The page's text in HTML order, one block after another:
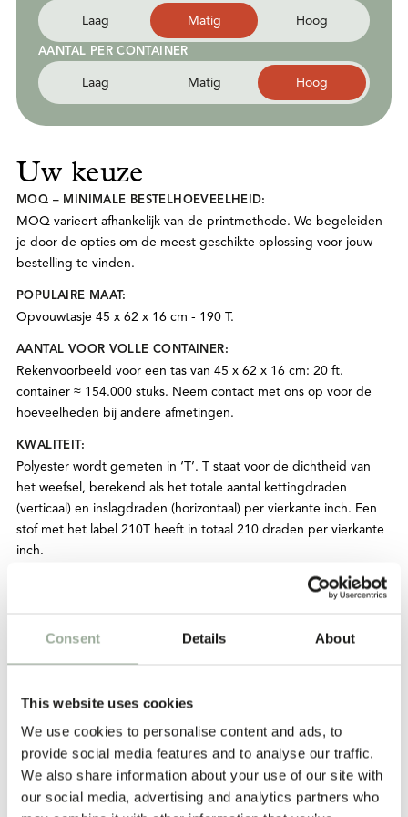
Consent Details About
This website uses cookies
We use cookies to personalise content and ads, to
provide social media features and to analyse our traffic.
We also share information about your use of our site with
our social media, advertising and analytics partners who
Laag Matig Hoog
AANTAL PER CONTAINER
Laag Matig Hoog
Uw keuze
MOQ – MINIMALE BESTELHOEVEELHEID:
MOQ varieert afhankelijk van de printmethode. We begeleiden
je door de opties om de meest geschikte oplossing voor jouw
bestelling te vinden.
POPULAIRE MAAT:
Opvouwtasje 45 x 62 x 16 cm - 190 T.
AANTAL VOOR VOLLE CONTAINER:
Rekenvoorbeeld voor een tas van 45 x 62 x 16 cm: 20 ft.
container ≈ 154.000 stuks. Neem contact met ons op voor de
hoeveelheden bij andere afmetingen.
KWALITEIT:
Polyester wordt gemeten in ‘T’. T staat voor de dichtheid van
het weefsel, berekend als het totale aantal kettingdraden
(verticaal) en inslagdraden (horizontaal) per vierkante inch. Een
stof met het label 210T heeft in totaal 210 draden per vierkante
inch.
De meest gangbare opties zijn warmteoverdracht, digitaal
kwaliteit op, maar is duur, terwijl warmteoverdracht geschikter is
voor grotere oplagen. Om een goed resultaat te garanderen,
maximaal zes kleuren en zonder al te gedetailleerde elementen
zoals foto’s. De keuze voor de juiste methode hangt af van het
ontwerp, de hoeveelheid en het algemene doel van de tas.
EXTRA OPTIES:
Hanglabels, op maat gemaakt onderhouds- en waslabel,